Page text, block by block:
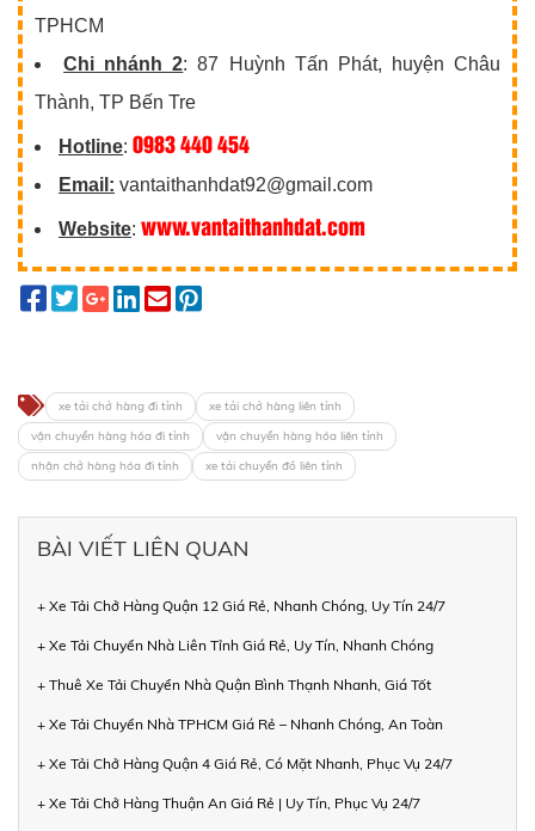
TPHCM
Chi nhánh 2: 87 Huỳnh Tấn Phát, huyện Châu
Thành, TP Bến Tre
Hotline: 0983 440 454
Email: vantaithanhdat92@gmail.com
Website: www.vantaithanhdat.com
xe tải chở hàng đi tỉnh
xe tải chở hàng liên tỉnh
vận chuyển hàng hóa đi tỉnh
vận chuyển hàng hóa liên tỉnh
nhận chở hàng hóa đi tỉnh
xe tải chuyển đồ liên tỉnh
BÀI VIẾT LIÊN QUAN
+ Xe Tải Chở Hàng Quận 12 Giá Rẻ, Nhanh Chóng, Uy Tín 24/7
+ Xe Tải Chuyển Nhà Liên Tỉnh Giá Rẻ, Uy Tín, Nhanh Chóng
+ Thuê Xe Tải Chuyển Nhà Quận Bình Thạnh Nhanh, Giá Tốt
+ Xe Tải Chuyển Nhà TPHCM Giá Rẻ – Nhanh Chóng, An Toàn
+ Xe Tải Chở Hàng Quận 4 Giá Rẻ, Có Mặt Nhanh, Phục Vụ 24/7
+ Xe Tải Chở Hàng Thuận An Giá Rẻ | Uy Tín, Phục Vụ 24/7